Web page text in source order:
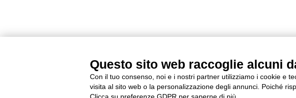
Questo sito web raccoglie alcuni
Con il tuo consenso, noi e i nostri partner utilizziamo i cookie e
visita al sito web o la personalizzazione degli annunci. Poiché